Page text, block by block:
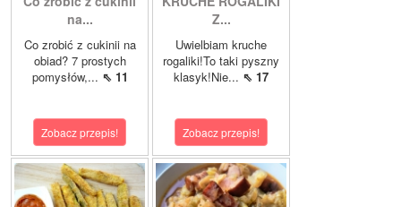
na...
Co zrobić z cukinii na
obiad? 7 prostych
pomysłów,... ⇖ 11
Zobacz przepis!
Z...
Uwielbiam kruche
rogaliki!To taki pyszny
klasyk!Nie... ⇖ 17
Zobacz przepis!